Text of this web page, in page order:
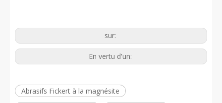
sur:
En vertu d'un:
Abrasifs Fickert à la magnésite